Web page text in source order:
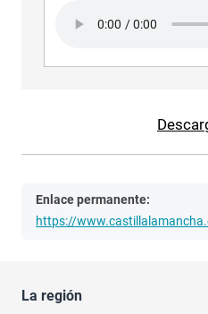
Enlace permanente:
https://
La región